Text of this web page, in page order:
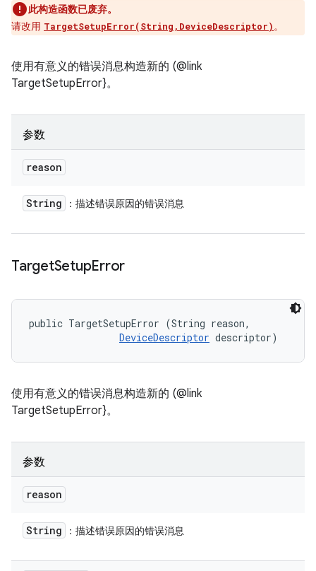
此构造函数已废弃。
请改用 TargetSetupError(String,DeviceDescriptor)。
使用有意义的错误消息构造新的 (@link
TargetSetupError}。
参数
reason
String ：描述错误原因的错误消息
TargetSetupError
public TargetSetupError (String reason,
DeviceDescriptor descriptor)
使用有意义的错误消息构造新的 (@link
TargetSetupError}。
参数
reason
String ：描述错误原因的错误消息